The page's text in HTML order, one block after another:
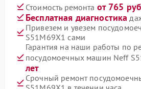
Стоимость ремонта от 765
Бесплатная диагностика
Привезем и увезем
S51M69X1 сами
Гарантия на наши работы по
посудомоечных машин Neff
лет
Срочный ремонт